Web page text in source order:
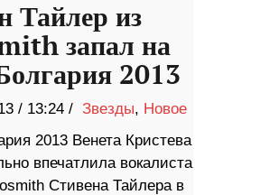
Тайлер из
запал на
2013
/ 13:24 / Звезды, Новое
2013 Венета Кристева
впечатлила вокалиста
Стивена Тайлера в